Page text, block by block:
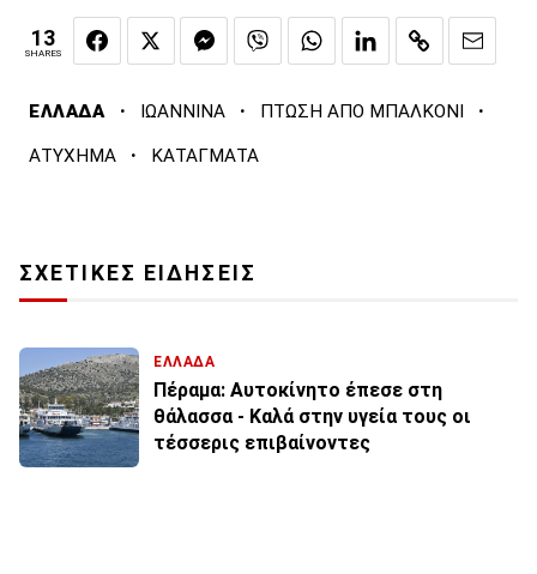
13
SHARES
ΕΛΛΑΔΑ · ΙΩΑΝΝΙΝΑ · ΠΤΩΣΗ ΑΠΟ ΜΠΑΛΚΟΝΙ ·
ΑΤΥΧΗΜΑ · ΚΑΤΑΓΜΑΤΑ
ΣΧΕΤΙΚΕΣ ΕΙΔΗΣΕΙΣ
ΕΛΛΑΔΑ
Πέραμα: Αυτοκίνητο έπεσε στη
θάλασσα - Καλά στην υγεία τους οι
τέσσερις επιβαίνοντες